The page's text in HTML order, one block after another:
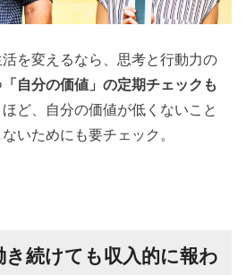
を変えるなら、思考と行動力の
「自分の価値」の定期チェックも
ど、自分の価値が低くないこと
いためにも要チェック。
き続けても収入的に報わ